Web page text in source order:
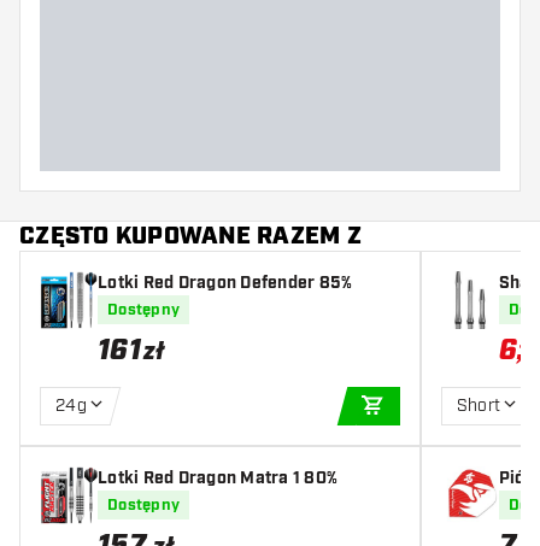
CZĘSTO KUPOWANE RAZEM Z
Lotki Red Dragon Defender 85%
Dostępny
161zł
24g
DODAJ DO
Lotki Red Dragon Matra 1 80%
Dostępny
6,30
Short